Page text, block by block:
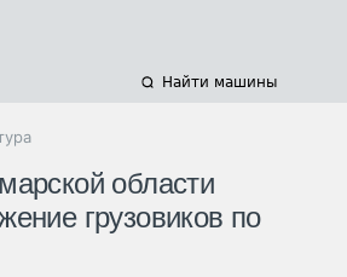
Найти машины
области
грузовиков по